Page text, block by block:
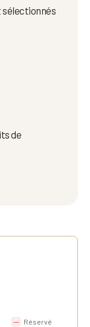
sélectionnés
de
Réservé